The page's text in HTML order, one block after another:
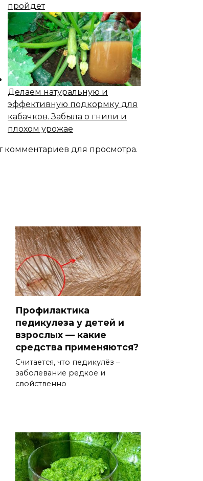
пройдет
Делаем натуральную и
эффективную подкормку для
кабачков. Забыла о гнили и
плохом урожае
комментариев для просмотра.
Профилактика
педикулеза у детей и
взрослых — какие
средства применяются?
Считается, что педикулёз ‒
заболевание редкое и
свойственно